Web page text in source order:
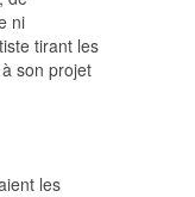
ni
tirant les
son projet
les